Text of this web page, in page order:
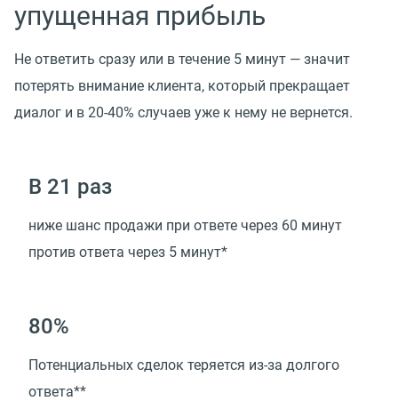
упущенная прибыль
Не ответить сразу или в течение 5 минут — значит
потерять внимание клиента, который прекращает
диалог и в 20-40% случаев уже к нему не вернется.
В 21 раз
ниже шанс продажи при ответе через 60 минут
против ответа через 5 минут*
80%
Потенциальных сделок теряется из-за долгого
ответа**